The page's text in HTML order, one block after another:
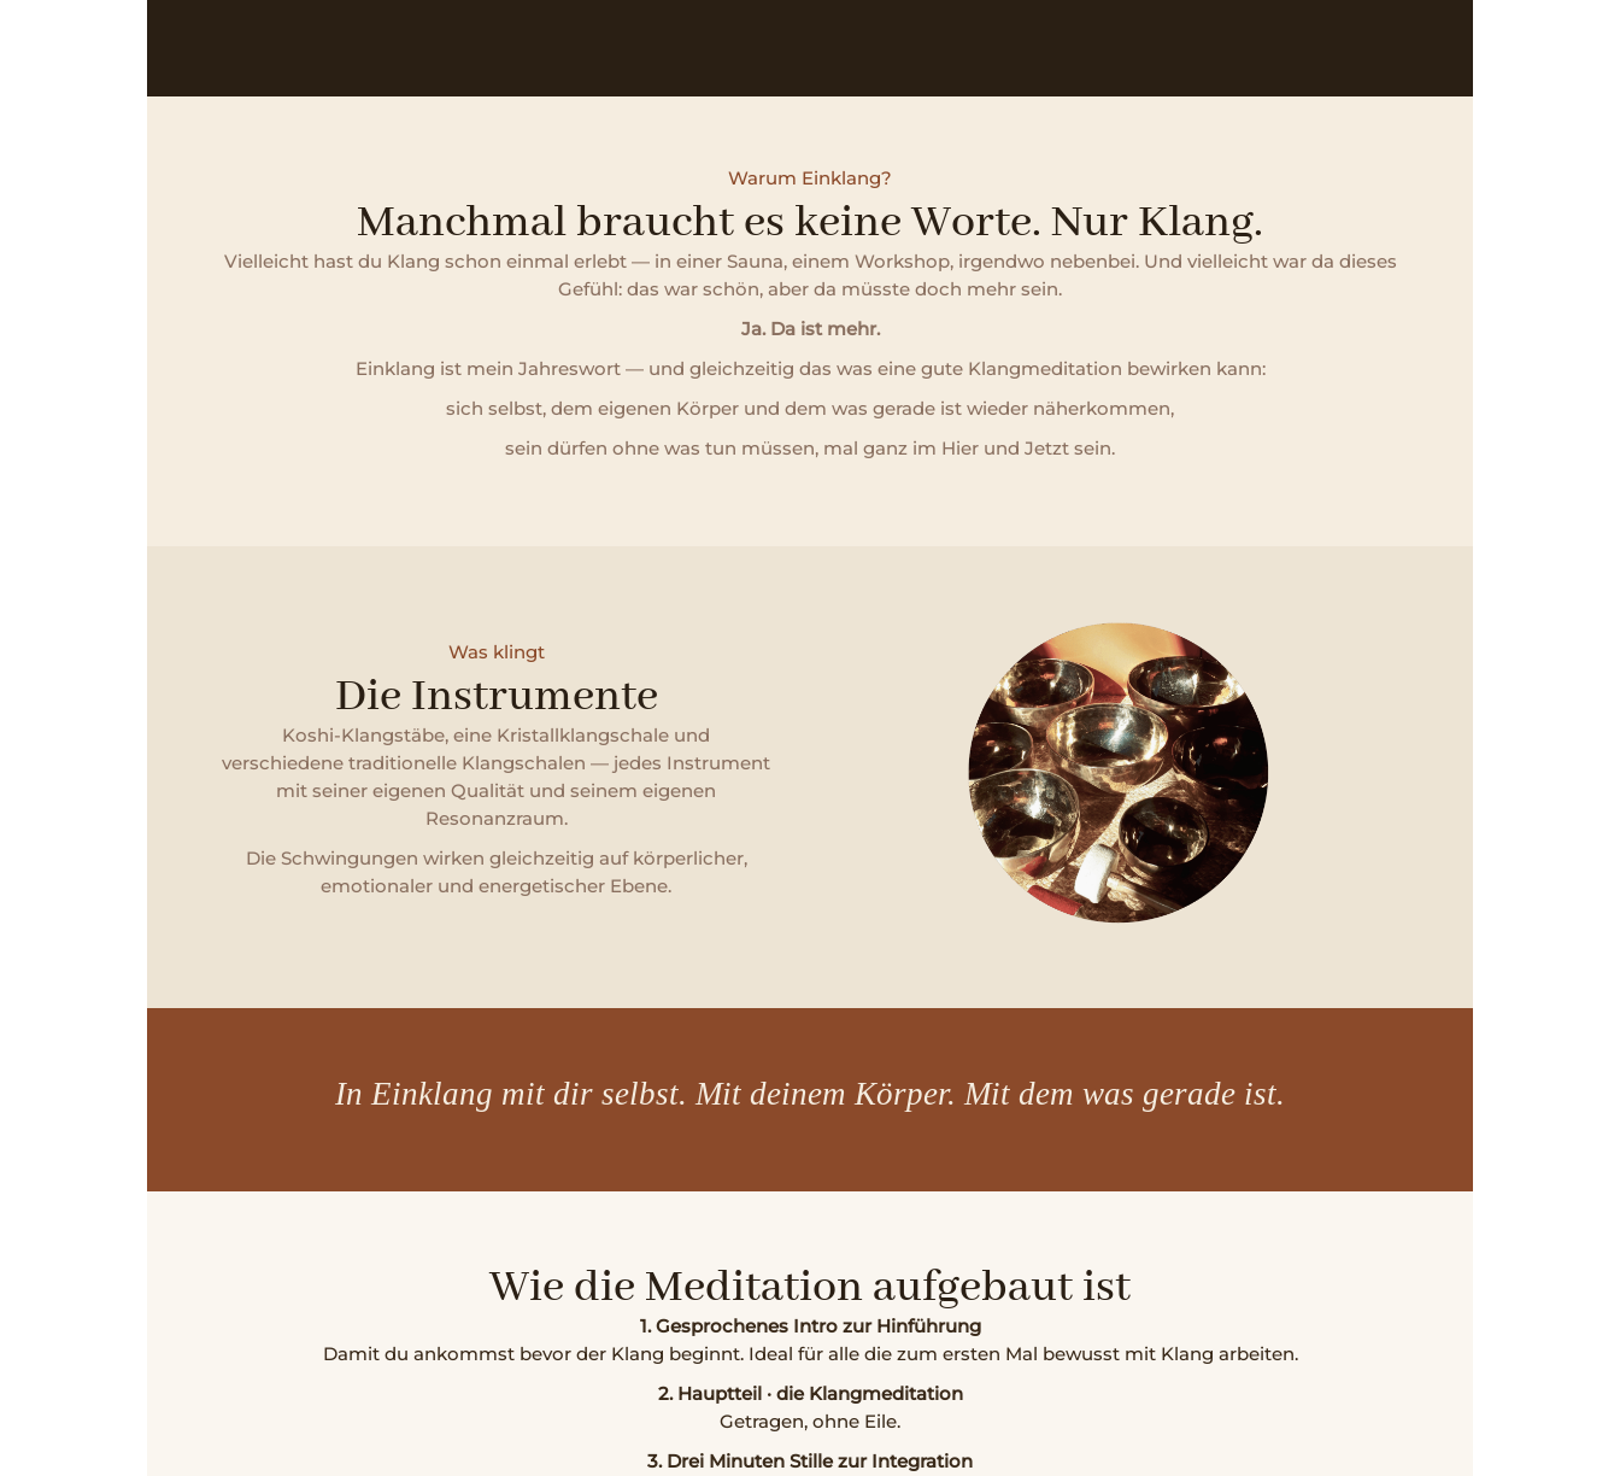
Warum Einklang?
Manchmal braucht es keine Worte. Nur Klang.
Vielleicht hast du Klang schon einmal erlebt — in einer Sauna, einem Workshop, irgendwo nebenbei. Und vielleicht war da dieses
Gefühl: das war schön, aber da müsste doch mehr sein.
Ja. Da ist mehr.
Einklang ist mein Jahreswort — und gleichzeitig das was eine gute Klangmeditation bewirken kann:
sich selbst, dem eigenen Körper und dem was gerade ist wieder näherkommen,
sein dürfen ohne was tun müssen, mal ganz im Hier und Jetzt sein.
Was klingt
Die Instrumente
Koshi-Klangstäbe, eine Kristallklangschale und
verschiedene traditionelle Klangschalen — jedes Instrument
mit seiner eigenen Qualität und seinem eigenen
Resonanzraum.
Die Schwingungen wirken gleichzeitig auf körperlicher,
emotionaler und energetischer Ebene.
In Einklang mit dir selbst. Mit deinem Körper. Mit dem was gerade ist.
Wie die Meditation aufgebaut ist
1. Gesprochenes Intro zur Hinführung
Damit du ankommst bevor der Klang beginnt. Ideal für alle die zum ersten Mal bewusst mit Klang arbeiten.
2. Hauptteil · die Klangmeditation
Getragen, ohne Eile.
3. Drei Minuten Stille zur Integration